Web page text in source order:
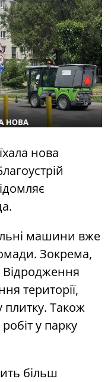
нова
машини вже
Зокрема,
Відродження
території,
плитку. Також
у парку
більш